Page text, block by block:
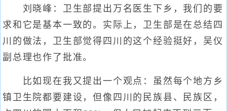
刘晓峰：卫生部提出万名医生下乡，我们的要
求和它是基本一致的。实际上，卫生部是在总结四
川的做法，卫生部觉得四川的这个经验挺好，吴仪
副总理也作了批准。
比如现在我又提出一个观点：虽然每个地方乡
镇卫生院都要建设，但像四川的民族县、民族区，